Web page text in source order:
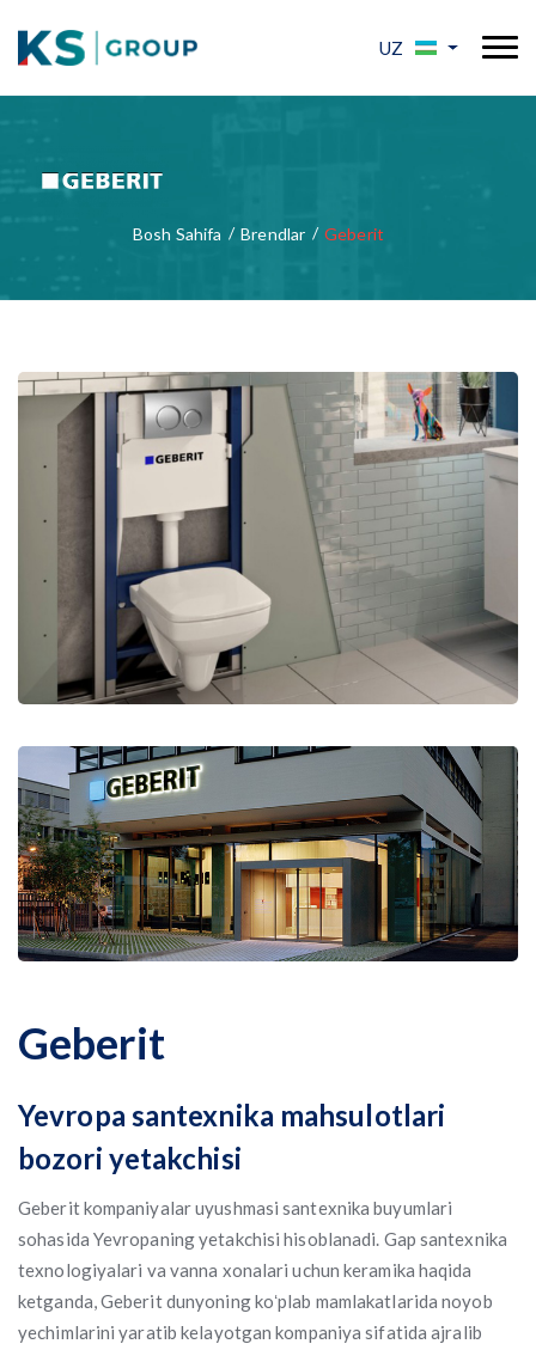
UZ
Bosh Sahifa Brendlar Geberit
Geberit
Yevropa santexnika mahsulotlari
bozori yetakchisi
Geberit kompaniyalar uyushmasi santexnika buyumlari
sohasida Yevropaning yetakchisi hisoblanadi. Gap santexnika
texnologiyalari va vanna xonalari uchun keramika haqida
ketganda, Geberit dunyoning koʻplab mamlakatlarida noyob
yechimlarini yaratib kelayotgan kompaniya sifatida ajralib